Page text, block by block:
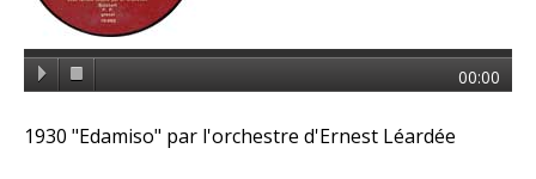
00:00
1930 "Edamiso" par l'orchestre d'Ernest Léardée